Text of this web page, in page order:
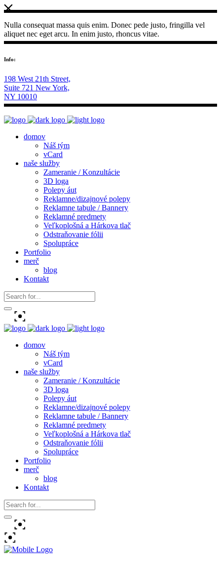
Nulla consequat massa quis enim. Donec pede justo, fringilla vel
aliquet nec eget arcu. In enim justo, rhoncus vitae.
Info:
198 West 21th Street,
Suite 721 New York,
NY 10010
domov
Náš tým
vCard
naše služby
Zameranie / Konzultácie
3D loga
Polepy áut
Reklamne/dizajnové polepy
Reklamne tabule / Bannery
Reklamné predmety
Veľkoplošná a Hárkova tlač
Odstraňovanie fólii
Spolupráce
Portfolio
merč
blog
Kontakt
domov
Náš tým
vCard
naše služby
Zameranie / Konzultácie
3D loga
Polepy áut
Reklamne/dizajnové polepy
Reklamne tabule / Bannery
Reklamné predmety
Veľkoplošná a Hárkova tlač
Odstraňovanie fólii
Spolupráce
Portfolio
merč
blog
Kontakt